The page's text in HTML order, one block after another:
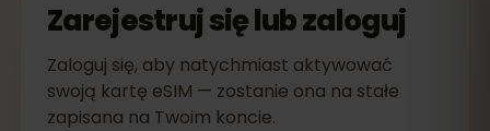
Zarejestruj się lub zaloguj
Zaloguj się, aby natychmiast aktywować
swoją kartę eSIM — zostanie ona na stałe
zapisana na Twoim koncie.